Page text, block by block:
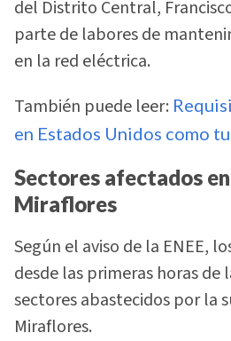
del Distrito Central,
parte de labores de
en la red eléctrica.
También puede leer:
en Estados Unidos como
Sectores afectados
Miraflores
Según el aviso de la ENEE,
desde las primeras horas de
sectores abastecidos por la
Miraflores.